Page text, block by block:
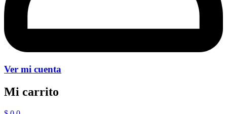
Ver mi cuenta
Mi carrito